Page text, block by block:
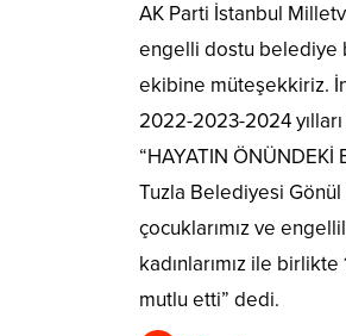
AK Parti İstanbul
engelli dostu belediye
ekibine müteşekkiriz.
2022-2023-2024
“HAYATIN ÖNÜNDEKİ
Tuzla Belediyesi Gönül
çocuklarımız ve
kadınlarımız ile
mutlu etti” dedi.